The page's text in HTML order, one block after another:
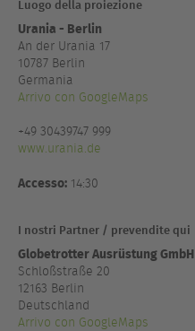
Luogo della proiezione
Urania - Berlin
An der Urania 17
10787 Berlin
Germania
Arrivo con GoogleMaps
+49 30439747 999
www.urania.de
Accesso: 14:30
I nostri Partner / prevendite qui
Globetrotter Ausrüstung GmbH
Schloßstraße 20
12163 Berlin
Deutschland
Arrivo con GoogleMaps